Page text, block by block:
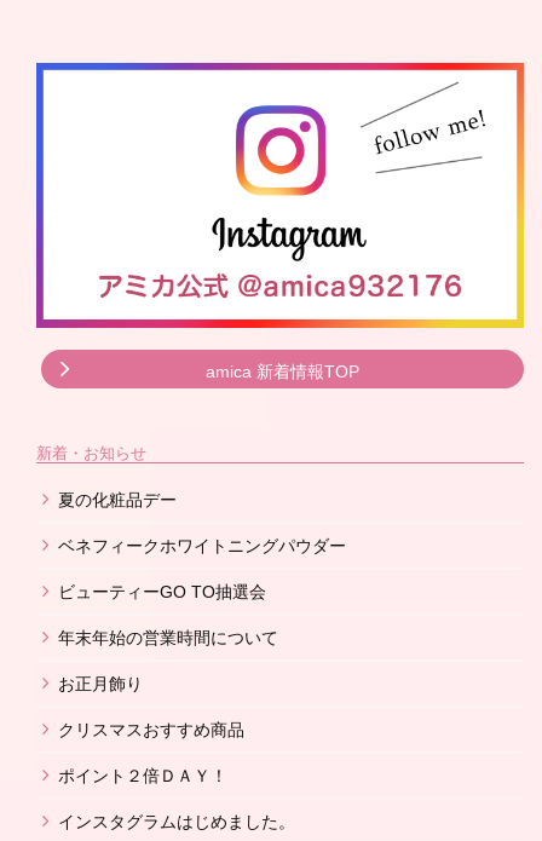
amica 新着情報TOP
新着・お知らせ
夏の化粧品デー
ベネフィークホワイトニングパウダー
ビューティーGO TO抽選会
年末年始の営業時間について
お正月飾り
クリスマスおすすめ商品
ポイント２倍ＤＡＹ！
インスタグラムはじめました。